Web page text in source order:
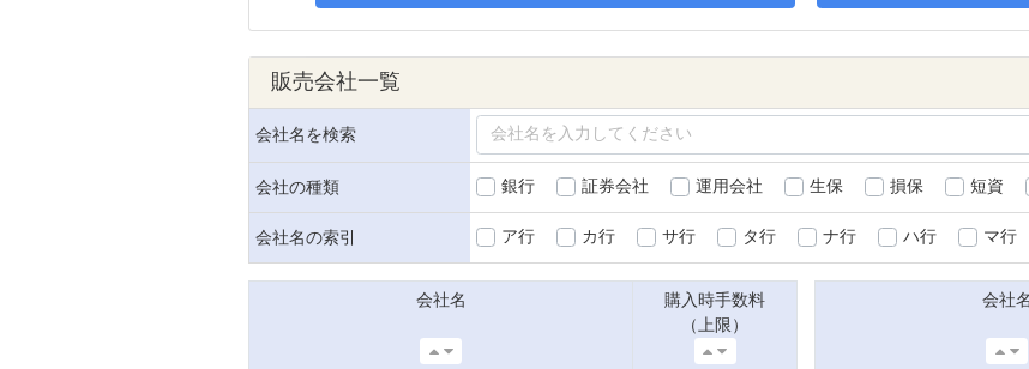
販売会社一覧
会社名を検索
会社の種類 銀行 証券会社 運用会社 生保 損保 短資
会社名の索引 ア行 カ行 サ行 タ行 ナ行 ハ行 マ行
会社名
購入時手数料
（上限）
会社名